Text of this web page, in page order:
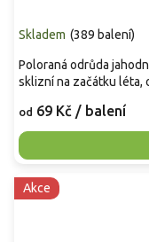
Skladem (389 balení)
od 69 Kč / balení
Poloraná odrůda
sklizní na začátku léta,
Akce